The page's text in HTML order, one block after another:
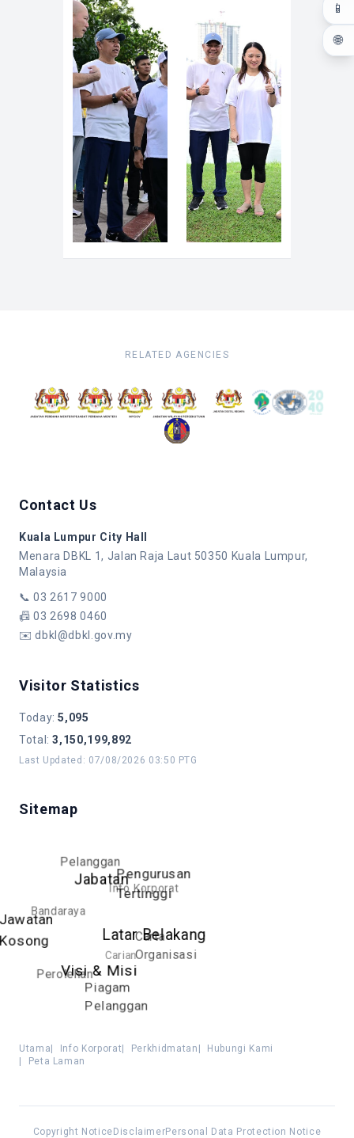
📱
🌐
RELATED AGENCIES
Contact Us
Kuala Lumpur City Hall
Menara DBKL 1, Jalan Raja Laut 50350 Kuala Lumpur,
Malaysia
📞03 2617 9000
📠03 2698 0460
✉️dbkl@dbkl.gov.my
Visitor Statistics
Today:5,095
Total :3,150,199,892
Last Updated : 07/08/2026 03:50 PTG
Sitemap
Latar Belakang
Visi & Misi
Piagam
Pelanggan
Carta
Organisasi
Pengurusan
Tertinggi
Jabatan
Jawatan
Kosong
Perolehan
Carian
Info Korporat
Pelanggan
Bandaraya
Utama Info Korporat Perkhidmatan
Hubungi Kami
Peta Laman
Copyright Notice DisclaimerPersonal Data Protection Notice